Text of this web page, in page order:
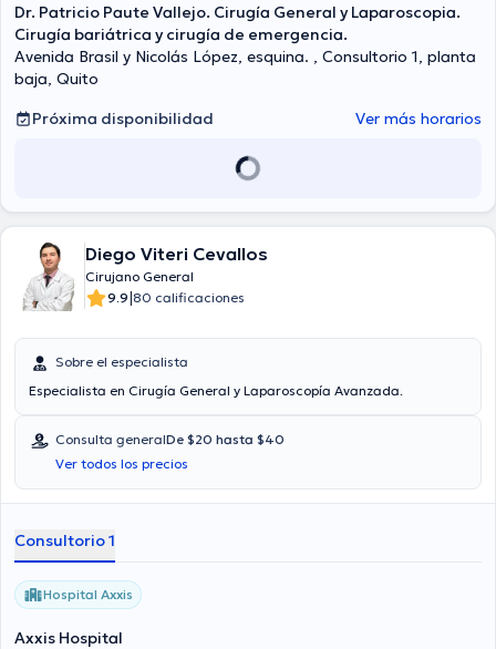
Dr. Patricio Paute Vallejo. Cirugía General y Laparoscopia.
Cirugía bariátrica y cirugía de emergencia.
Avenida Brasil y Nicolás López, esquina. , Consultorio 1, planta
baja, Quito
Próxima disponibilidad
Ver más horarios
Diego Viteri Cevallos
Cirujano General
9.9|80 calificaciones
Sobre el especialista
Especialista en Cirugía General y Laparoscopía Avanzada.
Consulta generalDe $20 hasta $40
Ver todos los precios
Consultorio 1
Hospital Axxis
Axxis Hospital